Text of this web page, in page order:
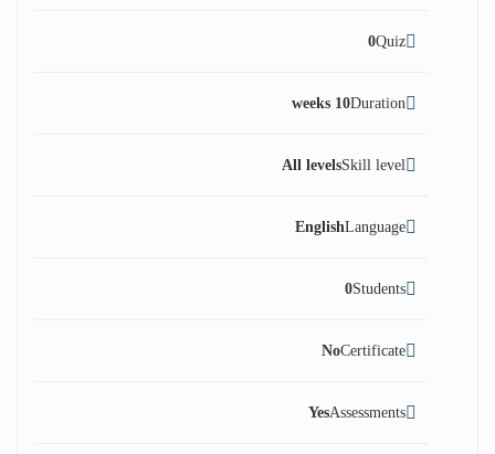
Quiz
0
Duration
10 weeks
Skill level
All levels
Language
English
Students
0
Certificate
No
Assessments
Yes